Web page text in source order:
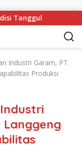
TPS Ilegal
Industri Garam, PT.
Produksi
Langgeng